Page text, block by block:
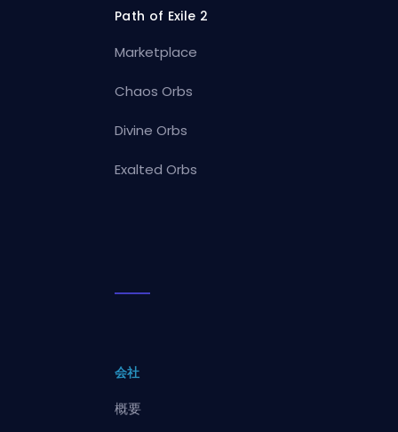
Path of Exile 2
Marketplace
Chaos Orbs
Divine Orbs
Exalted Orbs
会社
概要